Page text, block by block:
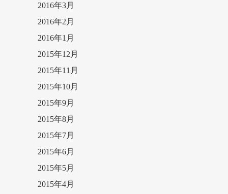
2016年3月
2016年2月
2016年1月
2015年12月
2015年11月
2015年10月
2015年9月
2015年8月
2015年7月
2015年6月
2015年5月
2015年4月